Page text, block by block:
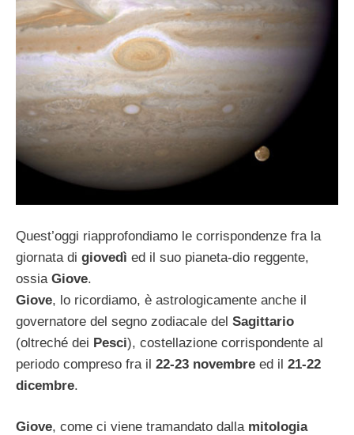
Quest’oggi riapprofondiamo le corrispondenze fra la
giornata di giovedì ed il suo pianeta-dio reggente,
ossia Giove.
Giove, lo ricordiamo, è astrologicamente anche il
governatore del segno zodiacale del Sagittario
(oltreché dei Pesci), costellazione corrispondente al
periodo compreso fra il 22-23 novembre ed il 21-22
dicembre.
Giove, come ci viene tramandato dalla mitologia